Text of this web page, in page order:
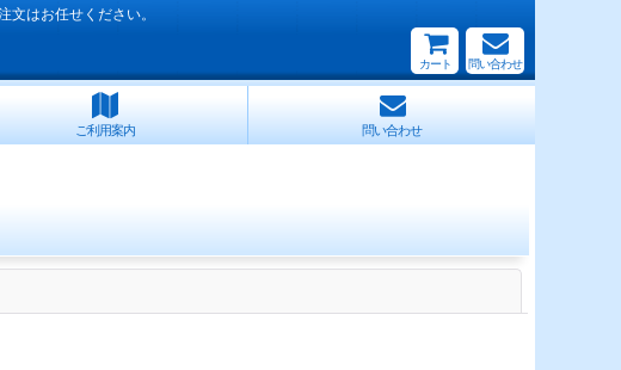
はお任せください。
カート 問い合わせ
ご利用案内 問い合わせ